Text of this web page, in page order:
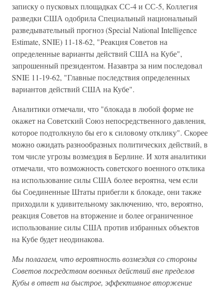
записку о пусковых площадках СС-4 и СС-5, Коллегия
разведки США одобрила Специальный национальный
разведывательный прогноз (Special National Intelligence
Estimate, SNIE) 11-18-62, "Реакция Советов на
определенные варианты действий США на Кубе",
запрошенный президентом. Назавтра за ним последовал
SNIE 11-19-62, "Главные последствия определенных
вариантов действий США на Кубе".
Аналитики отмечали, что "блокада в любой форме не
окажет на Советский Союз непосредственного давления,
которое подтолкнуло бы его к силовому отклику". Скорее
можно ожидать разнообразных политических действий, в
том числе угрозы возмездия в Берлине. И хотя аналитики
отмечали, что возможность советского военного отклика
на использование силы США более вероятна, чем если
бы Соединенные Штаты прибегли к блокаде, они также
приходили к удивительному заключению, что, вероятно,
реакция Советов на вторжение и более ограниченное
использование силы США против избранных объектов
на Кубе будет неодинакова.
Мы полагаем, что вероятность возмездия со стороны
Советов посредством военных действий вне пределов
Кубы в ответ на быстрое, эффективное вторжение